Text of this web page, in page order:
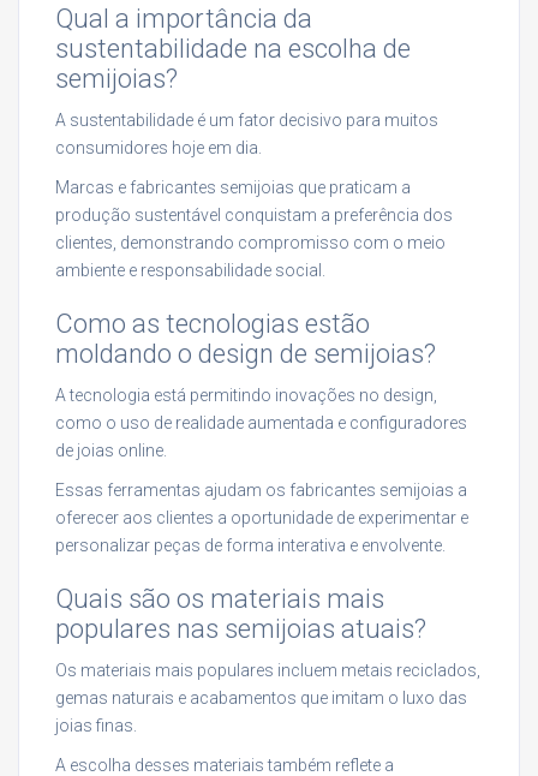
Qual a importância da
sustentabilidade na escolha de
semijoias?
A sustentabilidade é um fator decisivo para muitos
consumidores hoje em dia.
Marcas e fabricantes semijoias que praticam a
produção sustentável conquistam a preferência dos
clientes, demonstrando compromisso com o meio
ambiente e responsabilidade social.
Como as tecnologias estão
moldando o design de semijoias?
A tecnologia está permitindo inovações no design,
como o uso de realidade aumentada e configuradores
de joias online.
Essas ferramentas ajudam os fabricantes semijoias a
oferecer aos clientes a oportunidade de experimentar e
personalizar peças de forma interativa e envolvente.
Quais são os materiais mais
populares nas semijoias atuais?
Os materiais mais populares incluem metais reciclados,
gemas naturais e acabamentos que imitam o luxo das
joias finas.
A escolha desses materiais também reflete a